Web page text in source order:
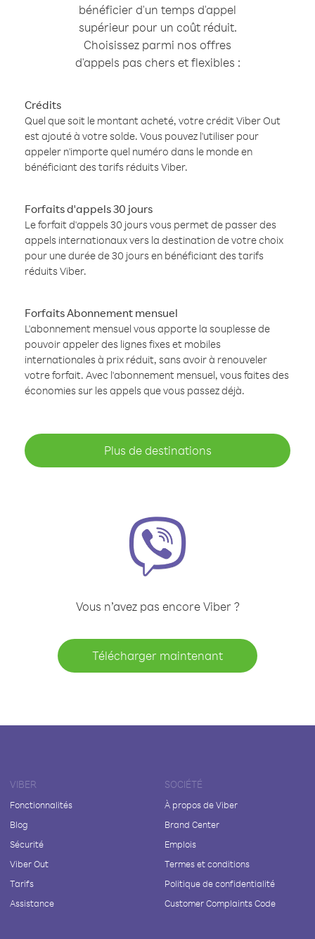
bénéficier d'un temps d'appel
supérieur pour un coût réduit.
Choisissez parmi nos offres
d'appels pas chers et flexibles :
Crédits
Quel que soit le montant acheté, votre crédit Viber Out
est ajouté à votre solde. Vous pouvez l'utiliser pour
appeler n'importe quel numéro dans le monde en
bénéficiant des tarifs réduits Viber.
Forfaits d'appels 30 jours
Le forfait d'appels 30 jours vous permet de passer des
appels internationaux vers la destination de votre choix
pour une durée de 30 jours en bénéficiant des tarifs
réduits Viber.
Forfaits Abonnement mensuel
L'abonnement mensuel vous apporte la souplesse de
pouvoir appeler des lignes fixes et mobiles
internationales à prix réduit, sans avoir à renouveler
votre forfait. Avec l'abonnement mensuel, vous faites des
économies sur les appels que vous passez déjà.
Plus de destinations
Vous n’avez pas encore Viber ?
Télécharger maintenant
VIBER
Fonctionnalités
Blog
Sécurité
Viber Out
Tarifs
Assistance
SOCIÉTÉ
À propos de Viber
Brand Center
Emplois
Termes et conditions
Politique de confidentialité
Customer Complaints Code